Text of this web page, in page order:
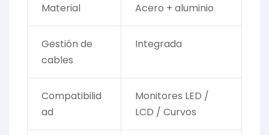
Material Acero + aluminio
Gestión de
cables
Integrada
Compatibilid
ad
Monitores LED /
LCD / Curvos